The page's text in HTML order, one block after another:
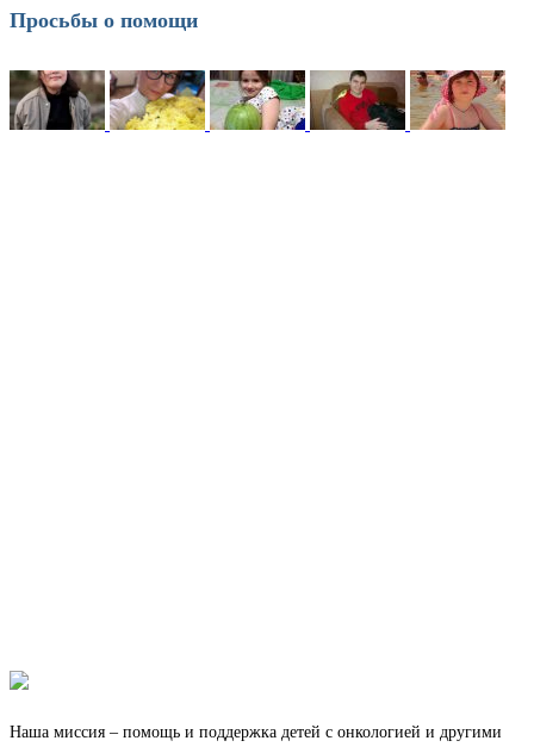
Просьбы о помощи
Наша миссия – помощь и поддержка детей с онкологией и другими